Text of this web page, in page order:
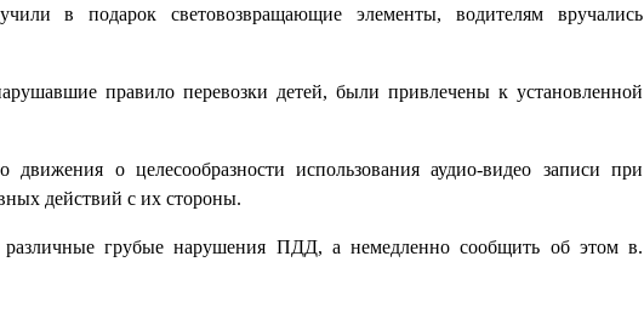
в подарок световозвращающие элементы, водителям вручались
правило перевозки детей, были привлечены к установленной
движения о целесообразности использования аудио-видео записи при
действий с их стороны.
грубые нарушения ПДД, а немедленно сообщить об этом в.